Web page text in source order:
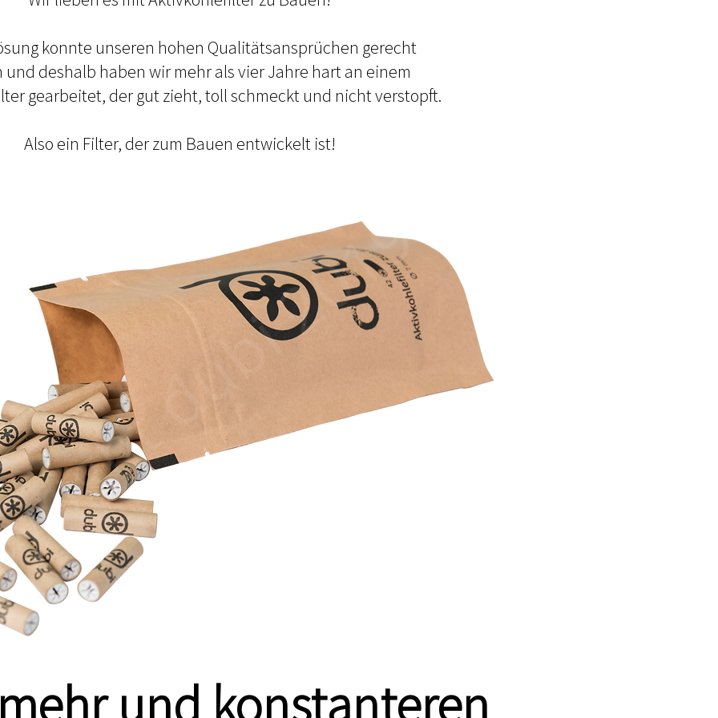
konnte unseren hohen Qualitätsansprüchen gerecht
und deshalb haben wir mehr als vier Jahre hart an einem
gearbeitet, der gut zieht, toll schmeckt und nicht verstopft.
Also ein Filter, der zum Bauen entwickelt ist!
und konstanteren